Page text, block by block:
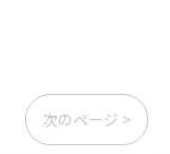
次のページ >